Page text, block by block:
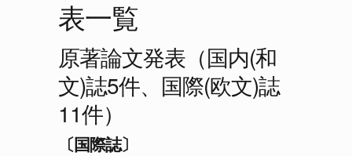
表一覧
原著論文発表（国内(和
文)誌5件、国際(欧文)誌
11件）
〔国際誌〕